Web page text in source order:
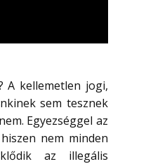
A kellemetlen jogi,
sem tesznek
Egyezséggel az
nem minden
az illegális